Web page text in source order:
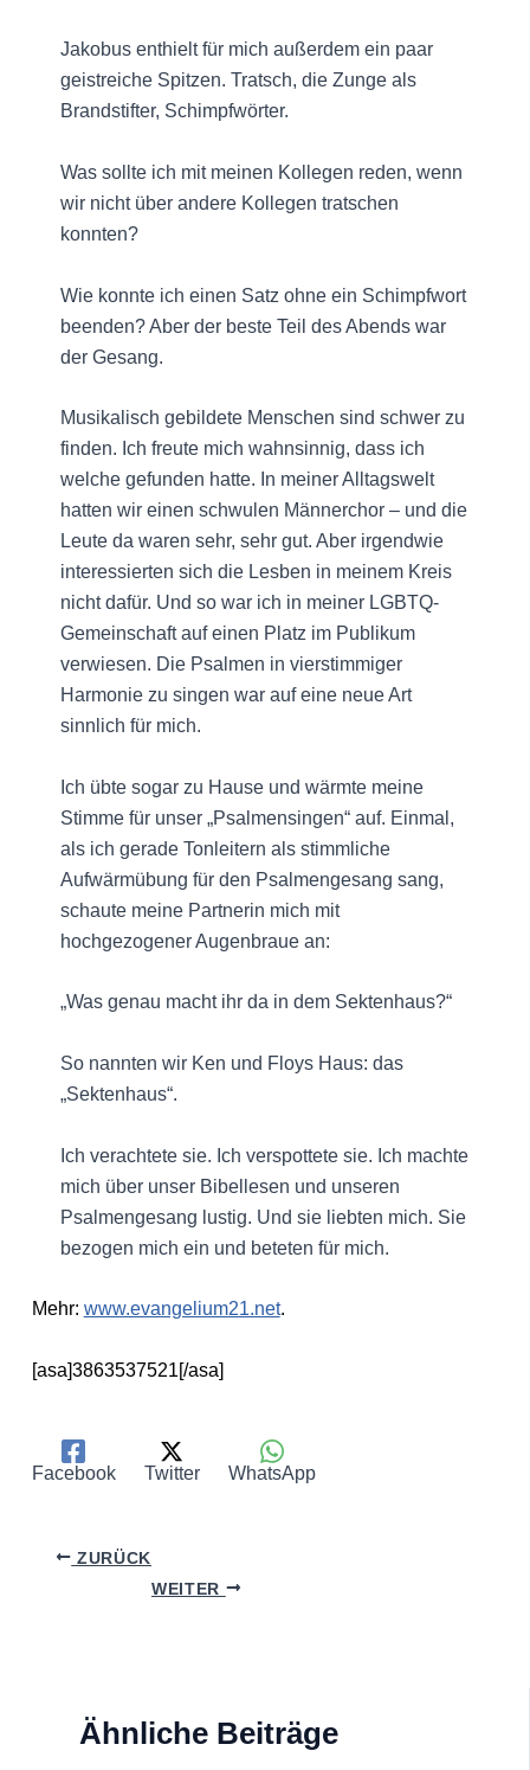
Jakobus enthielt für mich außerdem ein paar
geistreiche Spitzen. Tratsch, die Zunge als
Brandstifter, Schimpfwörter.
Was sollte ich mit meinen Kollegen reden, wenn
wir nicht über andere Kollegen tratschen
konnten?
Wie konnte ich einen Satz ohne ein Schimpfwort
beenden? Aber der beste Teil des Abends war
der Gesang.
Musikalisch gebildete Menschen sind schwer zu
finden. Ich freute mich wahnsinnig, dass ich
welche gefunden hatte. In meiner Alltagswelt
hatten wir einen schwulen Männerchor – und die
Leute da waren sehr, sehr gut. Aber irgendwie
interessierten sich die Lesben in meinem Kreis
nicht dafür. Und so war ich in meiner LGBTQ-
Gemeinschaft auf einen Platz im Publikum
verwiesen. Die Psalmen in vierstimmiger
Harmonie zu singen war auf eine neue Art
sinnlich für mich.
Ich übte sogar zu Hause und wärmte meine
Stimme für unser „Psalmensingen“ auf. Einmal,
als ich gerade Tonleitern als stimmliche
Aufwärmübung für den Psalmengesang sang,
schaute meine Partnerin mich mit
hochgezogener Augenbraue an:
„Was genau macht ihr da in dem Sektenhaus?“
So nannten wir Ken und Floys Haus: das
„Sektenhaus“.
Ich verachtete sie. Ich verspottete sie. Ich machte
mich über unser Bibellesen und unseren
Psalmengesang lustig. Und sie liebten mich. Sie
bezogen mich ein und beteten für mich.
Mehr: www.evangelium21.net.
[asa]3863537521[/asa]
Facebook Twitter WhatsApp
ZURÜCK
WEITER
Ähnliche Beiträge